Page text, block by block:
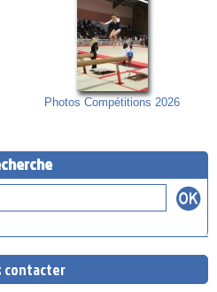
Photos Compétitions 2026
contacter